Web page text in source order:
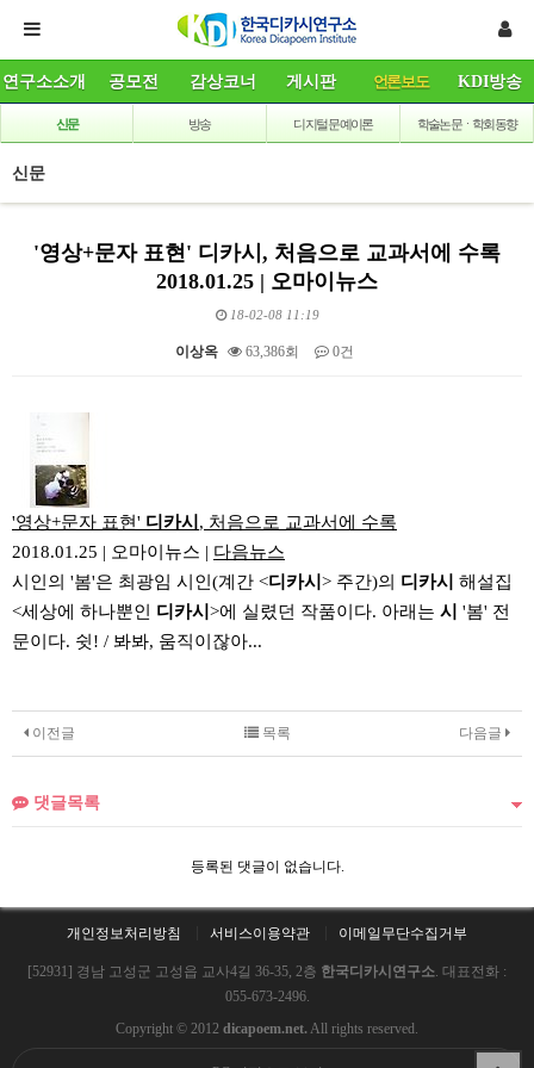
연구소소개 공모전 감상코너 게시판 언론보도 KDI방송
신문 방송 디지털 문예이론 학술논문ㆍ학회동향
신문
'영상+문자 표현' 디카시, 처음으로 교과서에 수록
2018.01.25 | 오마이뉴스
18-02-08 11:19
이상옥 63,386회 0건
'영상+문자 표현' 디카시 , 처음으로 교과서에 수록
2018.01.25 | 오마이뉴스 | 다음뉴스
시인의 '봄'은 최광임 시인(계간 <디카시 > 주간)의 디카시 해설집
<세상에 하나뿐인 디카시 >에 실렸던 작품이다. 아래는 시 '봄' 전
문이다. 쉿! / 봐봐, 움직이잖아...
이전글 다음글
목록
댓글목록
등록된 댓글이 없습니다.
개인정보처리방침 서비스이용약관 이메일무단수집거부
[52931] 경남 고성군 고성읍 교사4길 36-35, 2층 한국디카시연구소. 대표전화 :
055-673-2496.
Copyright © 2012 dicapoem.net. All rights reserved.